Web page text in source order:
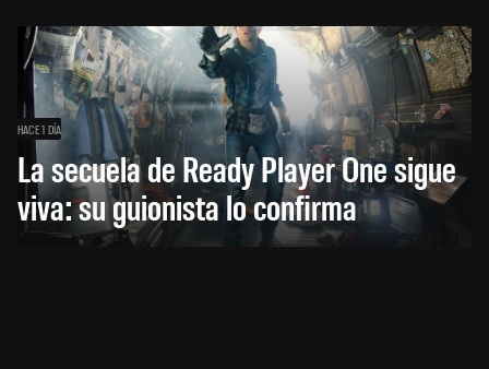
HACE 1 DÍA
La secuela de Ready Player One sigue
viva: su guionista lo confirma